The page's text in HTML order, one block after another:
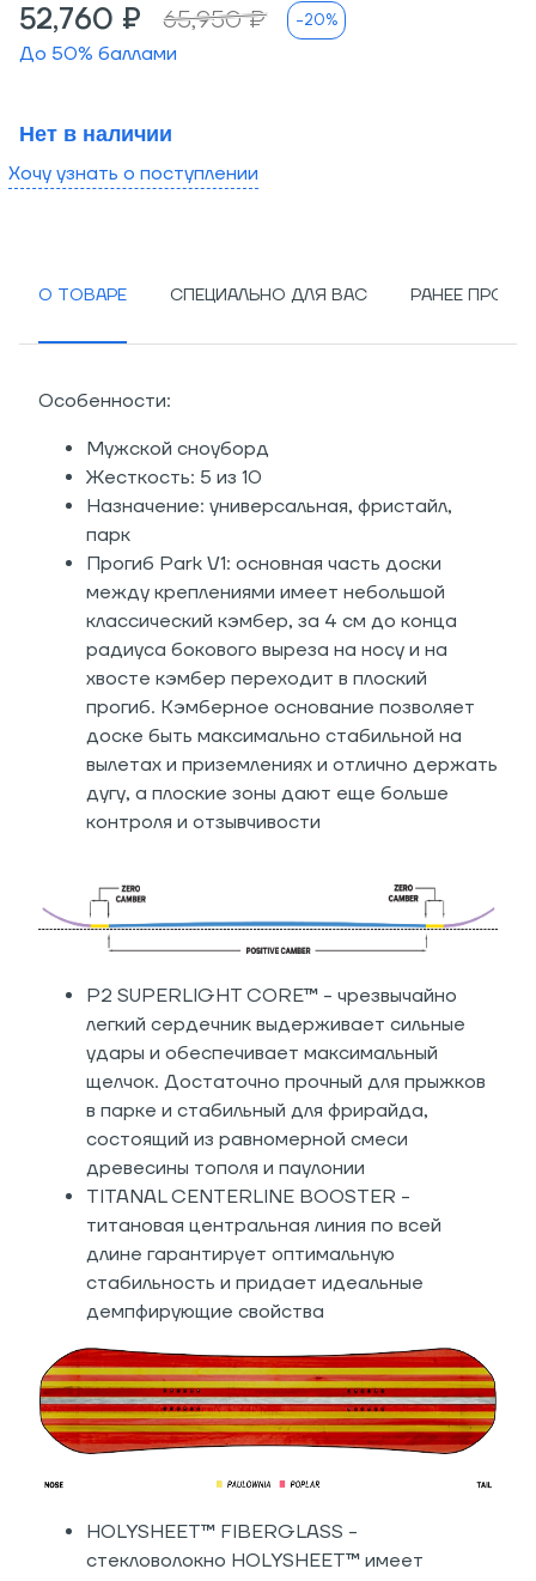
52,760 ₽ 65,950 ₽ -20%
До 50% баллами
Нет в наличии
Хочу узнать о поступлении
О ТОВАРЕ СПЕЦИАЛЬНО ДЛЯ ВАС РАНЕЕ
Особенности:
Мужской сноуборд
Жесткость: 5 из 10
Назначение: универсальная, фристайл,
парк
Прогиб Park V1: основная часть доски
между креплениями имеет небольшой
классический кэмбер, за 4 см до конца
радиуса бокового выреза на носу и на
хвосте кэмбер переходит в плоский
прогиб. Кэмберное основание позволяет
доске быть максимально стабильной на
вылетах и приземлениях и отлично держать
дугу, а плоские зоны дают еще больше
контроля и отзывчивости
P2 SUPERLIGHT CORE™ - чрезвычайно
легкий сердечник выдерживает сильные
удары и обеспечивает максимальный
щелчок. Достаточно прочный для прыжков
в парке и стабильный для фрирайда,
состоящий из равномерной смеси
древесины тополя и паулонии
TITANAL CENTERLINE BOOSTER -
титановая центральная линия по всей
длине гарантирует оптимальную
стабильность и придает идеальные
демпфирующие свойства
HOLYSHEET™ FIBERGLASS -
стекловолокно HOLYSHEET™ имеет